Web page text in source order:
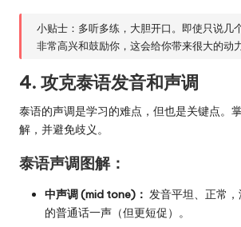
小贴士：多听多练，大胆开口。即使只说几
非常高兴和鼓励你，这会给你带来很大的动力
4. 攻克泰语发音和声调
泰语的声调是学习的难点，但也是关键点。
解，并避免歧义。
泰语声调图解：
中声调 (mid tone)： 发音平坦、正常
的普通话一声（但更短促）。